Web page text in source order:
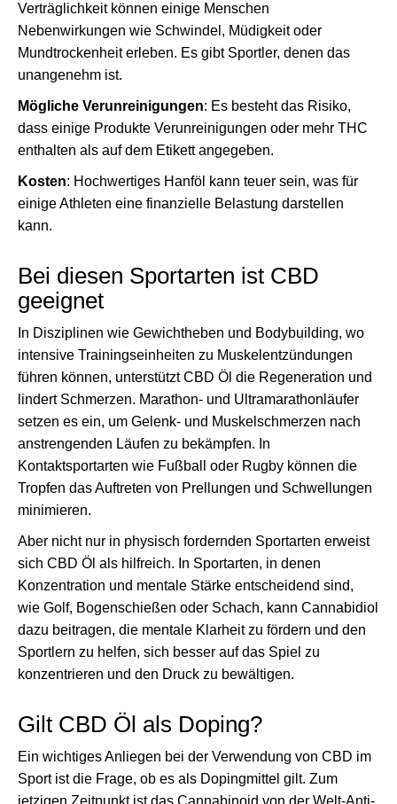
Verträglichkeit können einige Menschen
Nebenwirkungen wie Schwindel, Müdigkeit oder
Mundtrockenheit erleben. Es gibt Sportler, denen das
unangenehm ist.
Mögliche Verunreinigungen: Es besteht das Risiko,
dass einige Produkte Verunreinigungen oder mehr THC
enthalten als auf dem Etikett angegeben.
Kosten: Hochwertiges Hanföl kann teuer sein, was für
einige Athleten eine finanzielle Belastung darstellen
kann.
Bei diesen Sportarten ist CBD
geeignet
In Disziplinen wie Gewichtheben und Bodybuilding, wo
intensive Trainingseinheiten zu Muskelentzündungen
führen können, unterstützt CBD Öl die Regeneration und
lindert Schmerzen. Marathon- und Ultramarathonläufer
setzen es ein, um Gelenk- und Muskelschmerzen nach
anstrengenden Läufen zu bekämpfen. In
Kontaktsportarten wie Fußball oder Rugby können die
Tropfen das Auftreten von Prellungen und Schwellungen
minimieren.
Aber nicht nur in physisch fordernden Sportarten erweist
sich CBD Öl als hilfreich. In Sportarten, in denen
Konzentration und mentale Stärke entscheidend sind,
wie Golf, Bogenschießen oder Schach, kann Cannabidiol
dazu beitragen, die mentale Klarheit zu fördern und den
Sportlern zu helfen, sich besser auf das Spiel zu
konzentrieren und den Druck zu bewältigen.
Gilt CBD Öl als Doping?
Ein wichtiges Anliegen bei der Verwendung von CBD im
Sport ist die Frage, ob es als Dopingmittel gilt. Zum